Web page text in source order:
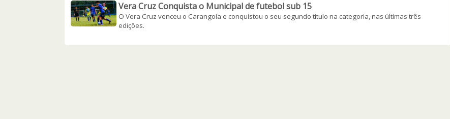
Vera Cruz Conquista o Municipal de futebol sub 15
O Vera Cruz venceu o Carangola e conquistou o seu segundo título na categoria, nas últimas três
edições.